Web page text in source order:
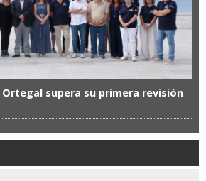
Ortegal supera su primera revisión